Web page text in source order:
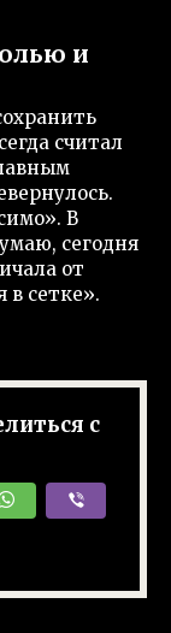
и
считал
В
сегодня
от
в сетке».
с